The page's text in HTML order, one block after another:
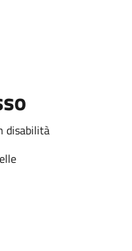
disabilità